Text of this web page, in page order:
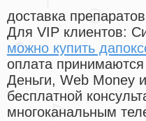
доставка
Для VIP клиентов:
можно купить
оплата
Деньги, Web Money
бесплатной
многоканальным